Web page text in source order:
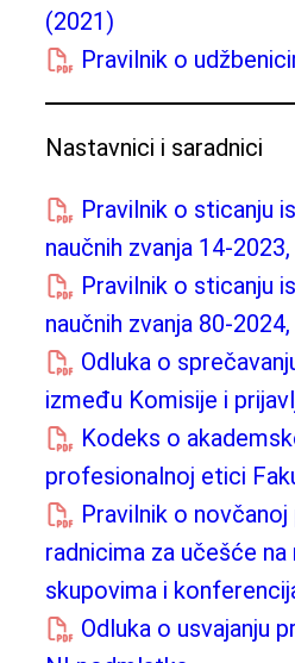
(2021)
Pravilnik o
Nastavnici i saradnici
Pravilnik o sticanju
naučnih zvanja 14-
Pravilnik o sticanju
naučnih zvanja 80-
Odluka o
između Komisije i
Kodeks o
profesionalnoj etici
Pravilnik o
radnicima za učešće na
skupovima i
Odluka o usvajanju